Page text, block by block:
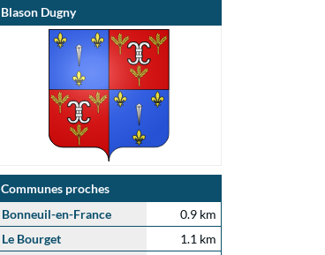
Blason Dugny
Communes proches
Bonneuil-en-France
0.9 km
Le Bourget
1.1 km